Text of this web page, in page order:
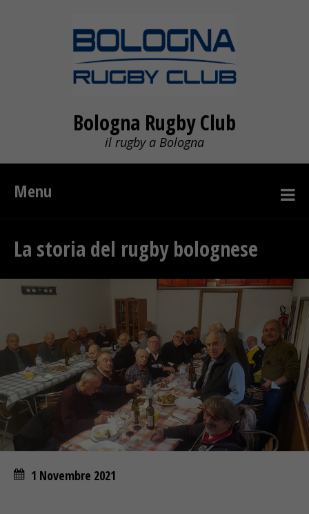
Bologna Rugby Club
il rugby a Bologna
Menu
La storia del rugby bolognese
1 Novembre 2021